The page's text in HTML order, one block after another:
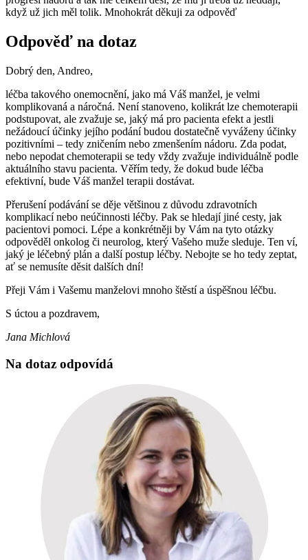
když už jich měl tolik. Mnohokrát děkuji za odpověď
Odpověď na dotaz
Dobrý den, Andreo,
léčba takového onemocnění, jako má Váš manžel, je velmi
komplikovaná a náročná. Není stanoveno, kolikrát lze chemoterapii
podstupovat, ale zvažuje se, jaký má pro pacienta efekt a jestli
nežádoucí účinky jejího podání budou dostatečně vyváženy účinky
pozitivními – tedy zničením nebo zmenšením nádoru. Zda podat,
nebo nepodat chemoterapii se tedy vždy zvažuje individuálně podle
aktuálního stavu pacienta. Věřím tedy, že dokud bude léčba
efektivní, bude Váš manžel terapii dostávat.
Přerušení podávání se děje většinou z důvodu zdravotních
komplikací nebo neúčinnosti léčby. Pak se hledají jiné cesty, jak
pacientovi pomoci. Lépe a konkrétněji by Vám na tyto otázky
odpověděl onkolog či neurolog, který Vašeho muže sleduje. Ten ví,
jaký je léčebný plán a další postup léčby. Nebojte se ho tedy zeptat,
ať se nemusíte děsit dalších dní!
Přeji Vám i Vašemu manželovi mnoho štěstí a úspěšnou léčbu.
S úctou a pozdravem,
Jana Michlová
Na dotaz odpovídá